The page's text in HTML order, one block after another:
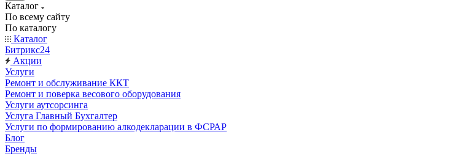
Каталог
По всему сайту
По каталогу
Каталог
Битрикс24
Акции
Услуги
Ремонт и обслуживание ККТ
Ремонт и поверка весового оборудования
Услуги аутсорсинга
Услуга Главный Бухгалтер
Услуги по формированию алкодекларации в ФСРАР
Блог
Бренды